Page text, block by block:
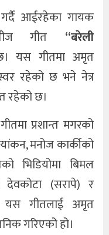
गर्दै आईरहेका गायक
गीत “बरेली
यस गीतमा अमृत
स्वर रहेको छ भने नेत्र
रहेको छ।
प्रशान्त मगरको
मनोज कार्कीको
भिडियोमा बिमल
देवकोटा (सरापे) र
यस गीतलाई अमृत
गरिएको हो।